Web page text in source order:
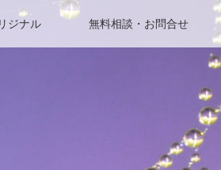
ジナル 無料相談・お問合せ